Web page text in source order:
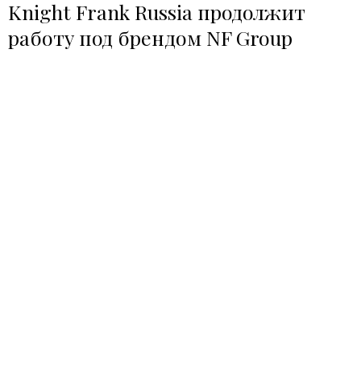
Knight Frank Russia продолжит
работу под брендом NF Group